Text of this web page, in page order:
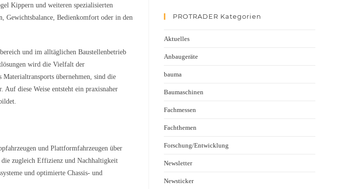
Kippern und weiteren spezialisierten
Gewichtsbalance, Bedienkomfort oder in den
und im alltäglichen Baustellenbetrieb
wird die Vielfalt der
übernehmen, sind die
diese Weise entsteht ein praxisnaher
und Plattformfahrzeugen über
die zugleich Effizienz und Nachhaltigkeit
und optimierte Chassis- und
PROTRADER Kategorien
Aktuelles
Anbaugeräte
bauma
Baumaschinen
Fachmessen
Fachthemen
Forschung/Entwicklung
Newsletter
Newsticker